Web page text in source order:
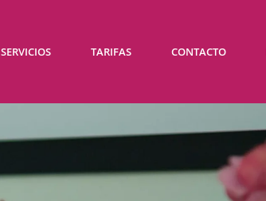
SERVICIOS TARIFAS CONTACTO